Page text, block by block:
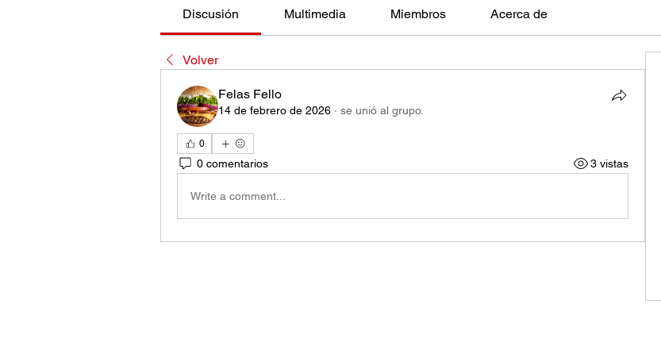
Discusión Multimedia Miembros Acerca de
Volver
Felas Fello
14 de febrero de 2026 · se unió al grupo.
0
0 comentarios 3 vistas
Write a comment...